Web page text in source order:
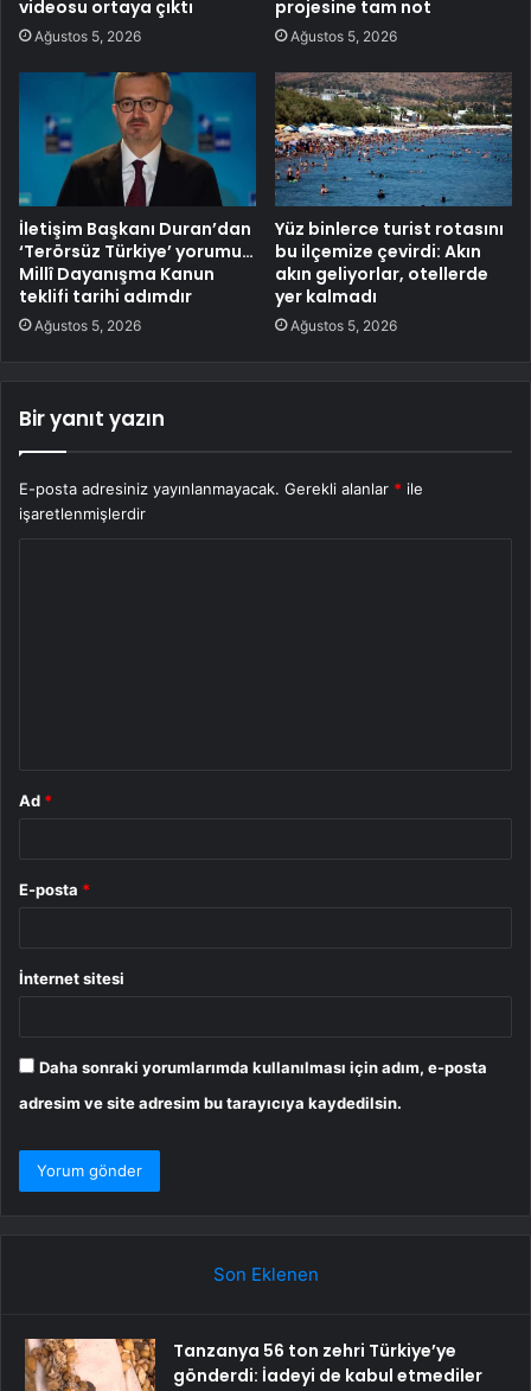
videosu ortaya çıktı
Ağustos 5, 2026
projesine tam not
Ağustos 5, 2026
İletişim Başkanı Duran’dan
‘Terörsüz Türkiye’ yorumu…
Millî Dayanışma Kanun
teklifi tarihi adımdır
Ağustos 5, 2026
Yüz binlerce turist rotasını
bu ilçemize çevirdi: Akın
akın geliyorlar, otellerde
yer kalmadı
Ağustos 5, 2026
Bir yanıt yazın
E-posta adresiniz yayınlanmayacak. Gerekli alanlar * ile
işaretlenmişlerdir
Ad *
E-posta *
İnternet sitesi
Daha sonraki yorumlarımda kullanılması için adım, e-posta
adresim ve site adresim bu tarayıcıya kaydedilsin.
Son Eklenen
Tanzanya 56 ton zehri Türkiye’ye
gönderdi: İadeyi de kabul etmediler